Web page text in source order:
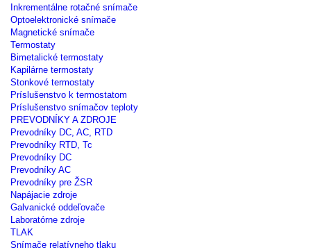
Inkrementálne rotačné snímače
Optoelektronické snímače
Magnetické snímače
Termostaty
Bimetalické termostaty
Kapilárne termostaty
Stonkové termostaty
Príslušenstvo k termostatom
Príslušenstvo snímačov teploty
PREVODNÍKY A ZDROJE
Prevodníky DC, AC, RTD
Prevodníky RTD, Tc
Prevodníky DC
Prevodníky AC
Prevodníky pre ŽSR
Napájacie zdroje
Galvanické oddeľovače
Laboratórne zdroje
TLAK
Snímače relatívneho tlaku